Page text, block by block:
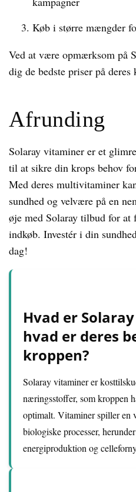
Køb i større mængder
Ved at være opmærksom på
dig de bedste priser på
Afrunding
Solaray vitaminer er et
til at sikre din krops behov
Med deres multivitaminer
sundhed og velvære på en
øje med Solaray tilbud for
indkøb. Investér i din
dag!
Hvad er
hvad er deres
kroppen?
Solaray vitaminer er
næringsstoffer, som kroppen
optimalt. Vitaminer spiller en
biologiske processer,
energiproduktion og